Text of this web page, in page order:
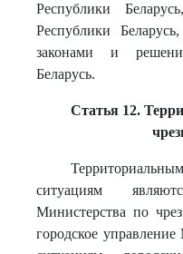
Республики
Республики
законами и
Беларусь.
Статья 12.
ситуациям
Министерства по
городское